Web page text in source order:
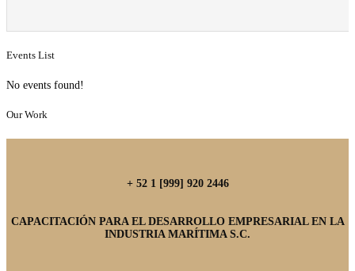
Events List
No events found!
Our Work
+ 52 1 [999] 920 2446
CAPACITACIÓN PARA EL DESARROLLO EMPRESARIAL EN LA
INDUSTRIA MARÍTIMA S.C.